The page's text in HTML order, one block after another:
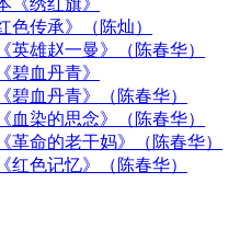
色传承》（陈灿）
英雄赵一曼》（陈春华）
碧血丹青》
碧血丹青》（陈春华）
血染的思念》（陈春华）
革命的老干妈》（陈春华）
红色记忆》（陈春华）